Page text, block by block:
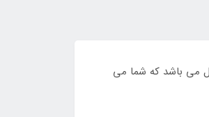
استیال می باشد که شما می